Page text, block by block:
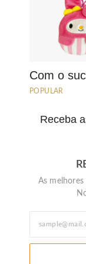
Com o
POPULAR
Receba
As